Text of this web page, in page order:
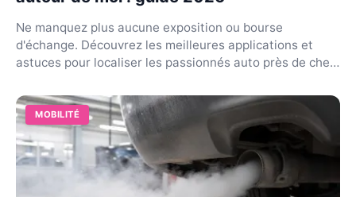
Ne manquez plus aucune exposition ou bourse
d'échange. Découvrez les meilleures applications et
astuces pour localiser les passionnés auto près de chez
MOBILITÉ